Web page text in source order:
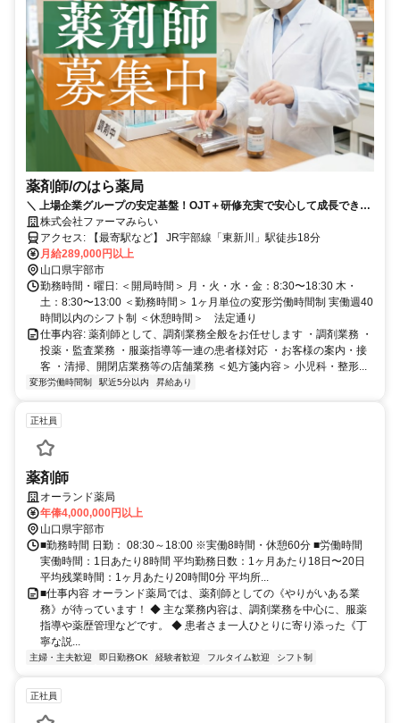
薬剤師/のはら薬局
＼ 上場企業グループの安定基盤！OJT＋研修充実で安心して成長できる
環境です♪／
株式会社ファーマみらい
アクセス: 【最寄駅など】 JR宇部線「東新川」駅徒歩18分
月給289,000円以上
山口県宇部市
勤務時間・曜日: ＜開局時間＞ 月・火・水・金：8:30〜18:30 木・
土：8:30〜13:00 ＜勤務時間＞ 1ヶ月単位の変形労働時間制 実働週40
時間以内のシフト制 ＜休憩時間＞ 法定通り
仕事内容: 薬剤師として、調剤業務全般をお任せします ・調剤業務 ・
投薬・監査業務 ・服薬指導等一連の患者様対応 ・お客様の案内・接
客 ・清掃、開閉店業務等の店舗業務 ＜処方箋内容＞ 小児科・整形...
変形労働時間制 駅近5分以内 昇給あり
正社員
薬剤師
オーランド薬局
年俸4,000,000円以上
山口県宇部市
■勤務時間 日勤： 08:30～18:00 ※実働8時間・休憩60分 ■労働時間
実働時間：1日あたり8時間 平均勤務日数：1ヶ月あたり18日〜20日
平均残業時間：1ヶ月あたり20時間0分 平均所...
■仕事内容 オーランド薬局では、薬剤師としての《やりがいある業
務》が待っています！ ◆ 主な業務内容は、調剤業務を中心に、服薬
指導や薬歴管理などです。 ◆ 患者さま一人ひとりに寄り添った《丁
寧な説...
主婦・主夫歓迎 即日勤務OK 経験者歓迎 フルタイム歓迎 シフト制
正社員